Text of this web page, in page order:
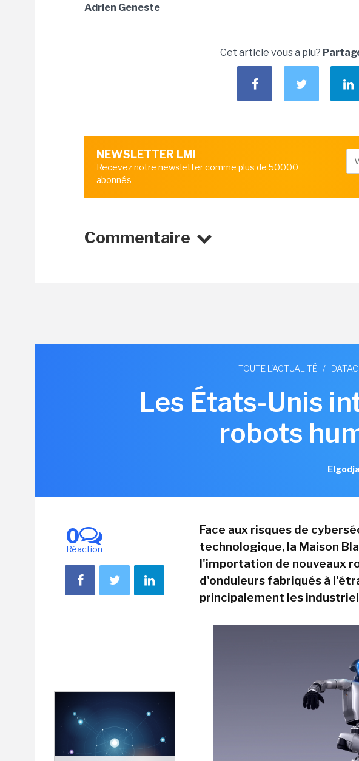
Adrien Geneste
Cet article vous a plu?
NEWSLETTER LMI
Recevez notre newsletter comme plus de 50000
abonnés
Commentaire
TOUTE L'ACTUALITÉ /
Les États-Unis
robots
0
Réaction
Face aux risques de
technologique, la Maison
l'importation de nouveaux
d'onduleurs fabriqués à
principalement les